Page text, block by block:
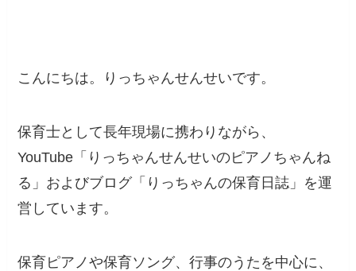
こんにちは。りっちゃんせんせいです。
保育士として長年現場に携わりながら、
YouTube「りっちゃんせんせいのピアノちゃんね
る」およびブログ「りっちゃんの保育日誌」を運
営しています。
保育ピアノや保育ソング、行事のうたを中心に、